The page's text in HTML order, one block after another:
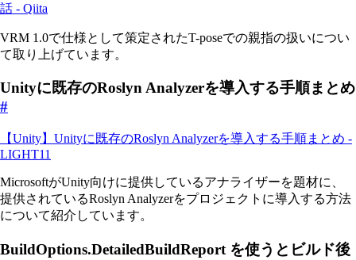
話 - Qiita
VRM 1.0で仕様として策定されたT-poseでの親指の扱いについ
て取り上げています。
Unityに既存のRoslyn Analyzerを導入する手順まとめ
#
【Unity】Unityに既存のRoslyn Analyzerを導入する手順まとめ -
LIGHT11
MicrosoftがUnity向けに提供しているアナライザーを題材に、
提供されているRoslyn Analyzerをプロジェクトに導入する方法
について紹介しています。
BuildOptions.DetailedBuildReport を使うとビルド後